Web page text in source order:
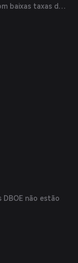
baixas taxas de
não estão